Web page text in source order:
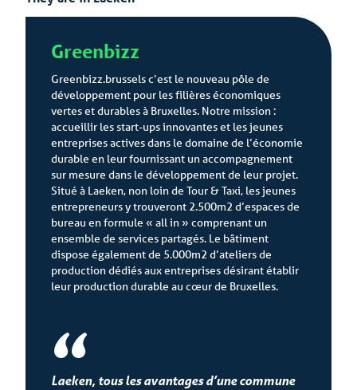
Greenbizz
Greenbizz.brussels c’est le nouveau pôle de
développement pour les filières économiques
vertes et durables à Bruxelles. Notre mission :
accueillir les start-ups innovantes et les jeunes
entreprises actives dans le domaine de l’économie
durable en leur fournissant un accompagnement
sur mesure dans le développement de leur projet.
Situé à Laeken, non loin de Tour & Taxi, les jeunes
entrepreneurs y trouveront 2.500m2 d’espaces de
bureau en formule « all in » comprenant un
ensemble de services partagés. Le bâtiment
dispose également de 5.000m2 d’ateliers de
production dédiés aux entreprises désirant établir
leur production durable au cœur de Bruxelles.
Laeken, tous les avantages d’une commune